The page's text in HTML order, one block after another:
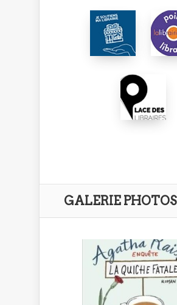
GALERIE PHOTOS